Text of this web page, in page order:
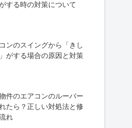
する時の対策について
ンのスイングから「きし
がする場合の原因と対策
件のエアコンのルーバー
たら？正しい対処法と修
れ